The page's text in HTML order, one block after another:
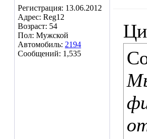
Регистрация: 13.06.2012
Адрес: Reg12
Возраст: 54
Пол: Мужской
Автомобиль: 2194
Сообщений: 1,535